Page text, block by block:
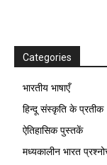
Categories
भारतीय भाषाएँ
हिन्दू संस्कृति के प्रतीक
ऐतिहासिक पुस्तकें
मध्यकालीन भारत